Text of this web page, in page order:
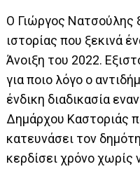
Ο Γιώργος Νατσούλης
ιστορίας που ξεκινά
Άνοιξη του 2022.
για ποιο λόγο ο
ένδικη διαδικασία
Δημάρχου Καστοριάς
κατευνάσει τον
κερδίσει χρόνο χωρίς